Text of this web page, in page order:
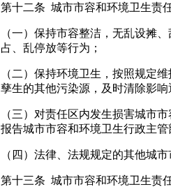
第十二条 城市市容和环境卫生责
（一）保持市容整洁，无乱设摊
占、乱停放等行为；
（二）保持环境卫生，按照规定
孳生的其他污染源，及时清除影响
（三）对责任区内发生损害城市
报告城市市容和环境卫生行政主管
（四）法律、法规规定的其他城
第十三条 城市市容和环境卫生责